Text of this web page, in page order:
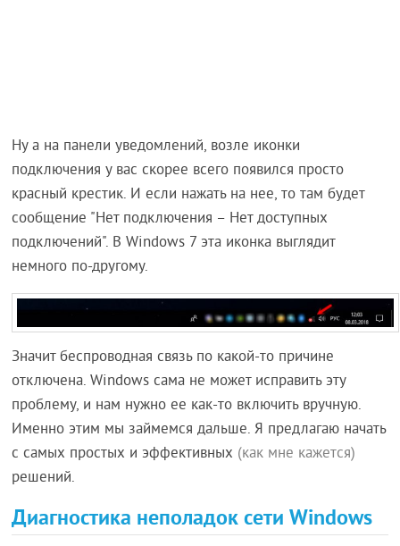
Ну а на панели уведомлений, возле иконки
подключения у вас скорее всего появился просто
красный крестик. И если нажать на нее, то там будет
сообщение "Нет подключения – Нет доступных
подключений". В Windows 7 эта иконка выглядит
немного по-другому.
Значит беспроводная связь по какой-то причине
отключена. Windows сама не может исправить эту
проблему, и нам нужно ее как-то включить вручную.
Именно этим мы займемся дальше. Я предлагаю начать
с самых простых и эффективных (как мне кажется)
решений.
Диагностика неполадок сети Windows